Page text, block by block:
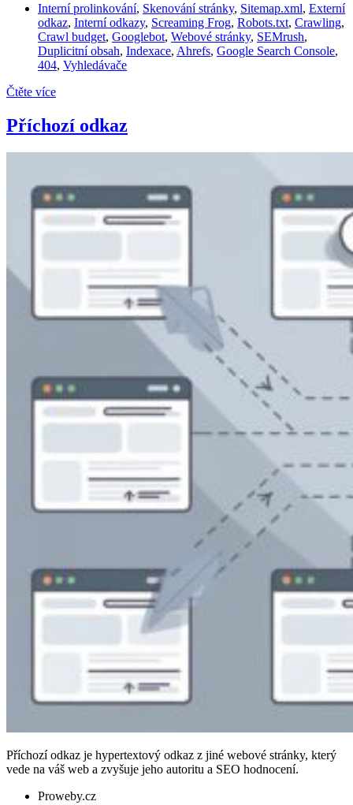
Interní prolinkování, Skenování stránky, Sitemap.xml, Externí
odkaz, Interní odkazy, Screaming Frog, Robots.txt, Crawling,
Crawl budget, Googlebot, Webové stránky, SEMrush,
Duplicitní obsah, Indexace, Ahrefs, Google Search Console,
404, Vyhledávače
Čtěte více
Příchozí odkaz
Příchozí odkaz je hypertextový odkaz z jiné webové stránky, který
vede na váš web a zvyšuje jeho autoritu a SEO hodnocení.
Proweby.cz